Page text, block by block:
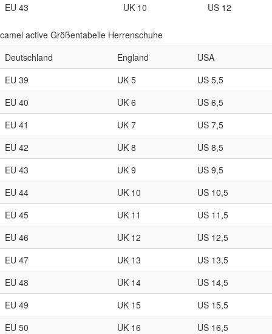
EU 43
UK 10 US 12
camel active Größentabelle Herrenschuhe
Deutschland
England
USA
EU 39
UK 5
US 5,5
EU 40
UK 6
US 6,5
EU 41
UK 7
US 7,5
EU 42
UK 8
US 8,5
EU 43
UK 9
US 9,5
EU 44
UK 10
US 10,5
EU 45
UK 11
US 11,5
EU 46
UK 12
US 12,5
EU 47
UK 13
US 13,5
EU 48
UK 14
US 14,5
EU 49
UK 15
US 15,5
EU 50
UK 16 US 16,5